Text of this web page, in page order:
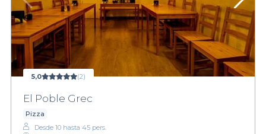
5,0 (2)
El Poble Grec
Pizza
Desde 10 hasta 45 pers.